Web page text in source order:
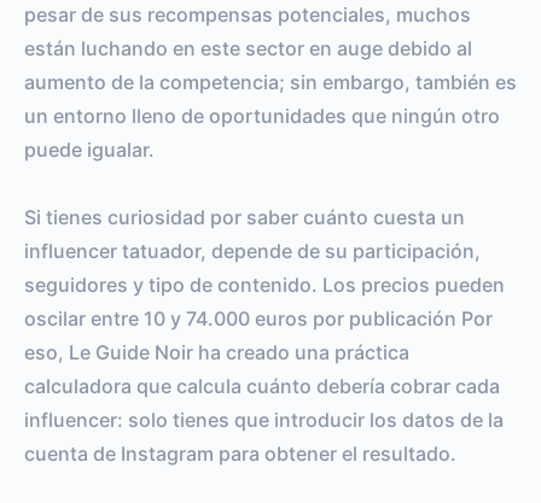
pesar de sus recompensas potenciales, muchos
están luchando en este sector en auge debido al
aumento de la competencia; sin embargo, también es
un entorno lleno de oportunidades que ningún otro
puede igualar.
Si tienes curiosidad por saber cuánto cuesta un
influencer tatuador, depende de su participación,
seguidores y tipo de contenido. Los precios pueden
oscilar entre 10 y 74.000 euros por publicación Por
eso, Le Guide Noir ha creado una práctica
calculadora que calcula cuánto debería cobrar cada
influencer: solo tienes que introducir los datos de la
cuenta de Instagram para obtener el resultado.